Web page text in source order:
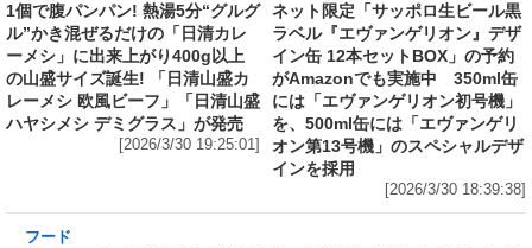
1個で腹パンパン! 熱湯5分“グルグ
ル”かき混ぜるだけの「日清カレ
ーメシ」に出来上がり400g以上
の山盛サイズ誕生! 「日清山盛カ
レーメシ 欧風ビーフ」「日清山盛
ハヤシメシ デミグラス」が発売
[2026/3/30 19:25:01]
ネット限定「サッポロ生ビール黒
ラベル『エヴァンゲリオン』デザ
イン缶 12本セットBOX」の予約
がAmazonでも実施中 350ml缶
には「エヴァンゲリオン初号機」
を、500ml缶には「エヴァンゲリ
オン第13号機」のスペシャルデザ
インを採用
[2026/3/30 18:39:38]